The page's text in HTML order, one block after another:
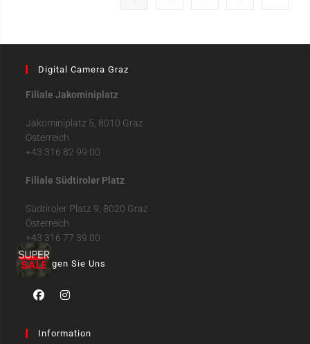
Digital Camera Graz
Filiale Jakominiplatz
Jakominiplatz 5, 8010 Graz
Österreich
+43 316 82 99 00
Filiale Südtiroler Platz
Südtiroler Platz 9, 8020 Graz
Österreich
+43 316 77 39 00
Folgen Sie Uns
Information